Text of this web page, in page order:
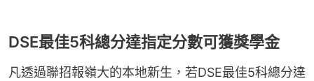
DSE最佳5科總分達指定分數可獲獎學金
凡透過聯招報嶺大的本地新生，若DSE最佳5科總分達